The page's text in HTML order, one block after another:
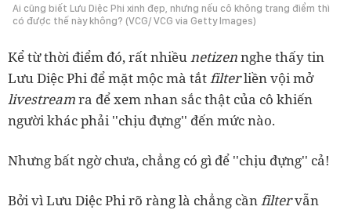
Ai cũng biết Lưu Diệc Phi xinh đẹp, nhưng nếu cô không trang điểm thì
có được thế này không? (VCG/ VCG via Getty Images)
Kể từ thời điểm đó, rất nhiềunetizennghe thấy tin
Lưu Diệc Phi để mặt mộc mà tắtfilterliền vội mở
livestreamra để xem nhan sắc thật của cô khiến
người khác phải ''chịu đựng'' đến mức nào.
Nhưng bất ngờ chưa, chẳng có gì để ''chịu đựng'' cả!
Bởi vì Lưu Diệc Phi rõ ràng là chẳng cầnfiltervẫn